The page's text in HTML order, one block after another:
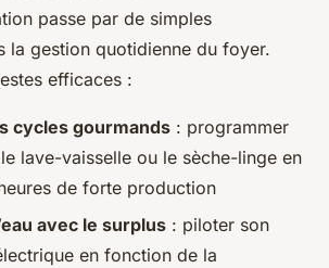
passe par de simples
la gestion quotidienne du foyer.
efficaces :
cycles gourmands : programmer
lave-vaisselle ou le sèche-linge en
de forte production
avec le surplus : piloter son
en fonction de la